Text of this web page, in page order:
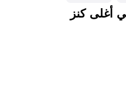
أغلى كنز